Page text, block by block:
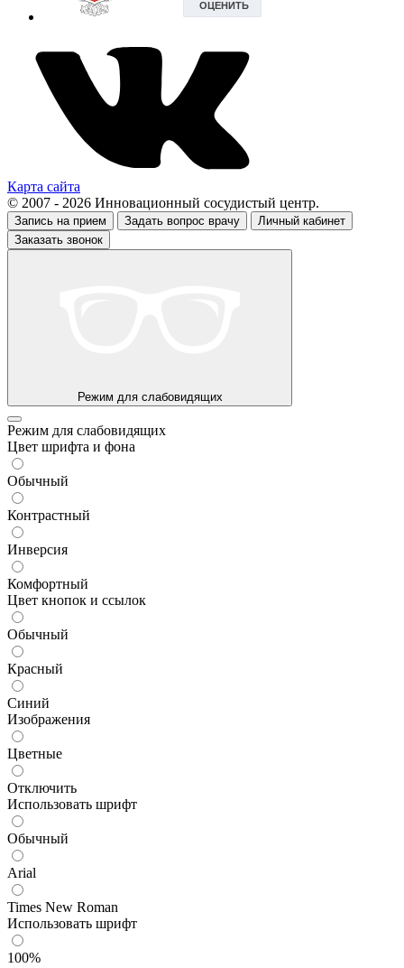
Карта сайта
© 2007 - 2026 Инновационный сосудистый центр.
Запись на прием Задать вопрос врачу
Личный кабинет
Заказать звонок
Режим для слабовидящих
Режим для слабовидящих
Цвет шрифта и фона
Обычный
Контрастный
Инверсия
Комфортный
Цвет кнопок и ссылок
Обычный
Красный
Синий
Изображения
Цветные
Отключить
Использовать шрифт
Обычный
Arial
Times New Roman
Использовать шрифт
100%